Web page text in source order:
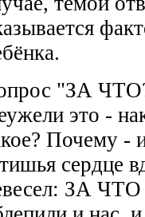
"ЗА
это -
Почему -
сердце
ЗА ЧТО